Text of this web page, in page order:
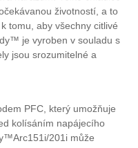
životností, a to
tomu, aby všechny citlivé
je vyroben v souladu s
jsou srozumitelné a
PFC, který umožňuje
kolísáním napájecího
201i může